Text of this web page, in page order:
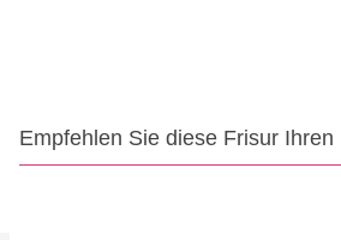
Empfehlen Sie diese Frisur Ihren